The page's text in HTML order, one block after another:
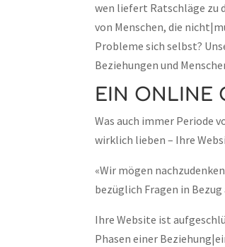
wen liefert Ratschläge zu
von Menschen, die
Probleme sich selbst?
Beziehungen und
EIN ONLINE
Was auch immer Periode
wirklich lieben – Ihre
«Wir mögen
bezüglich Fragen in
Ihre Website ist
Phasen einer